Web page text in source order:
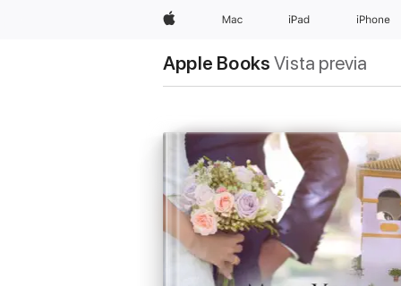
Apple Mac iPad iPhone
Apple Books Vista previa